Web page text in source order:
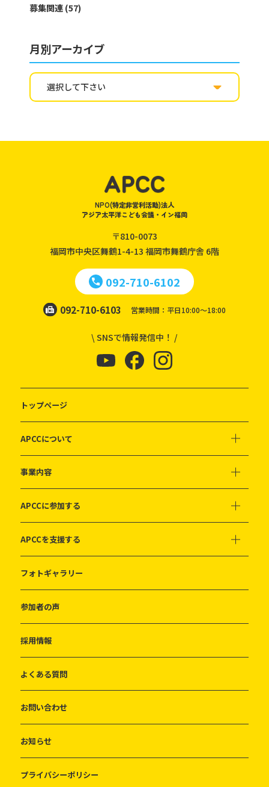
募集関連 (57)
月別アーカイブ
NPO(特定非営利活動)法人
アジア太平洋こども会議・イン福岡
〒810-0073
福岡市中央区舞鶴1-4-13 福岡市舞鶴庁舎 6階
092-710-6102
092-710-6103 営業時間：平日10:00～18:00
\ SNSで情報発信中！ /
トップページ
APCCについて
事業内容
APCCに参加する
APCCを支援する
フォトギャラリー
参加者の声
採用情報
よくある質問
お問い合わせ
お知らせ
プライバシーポリシー